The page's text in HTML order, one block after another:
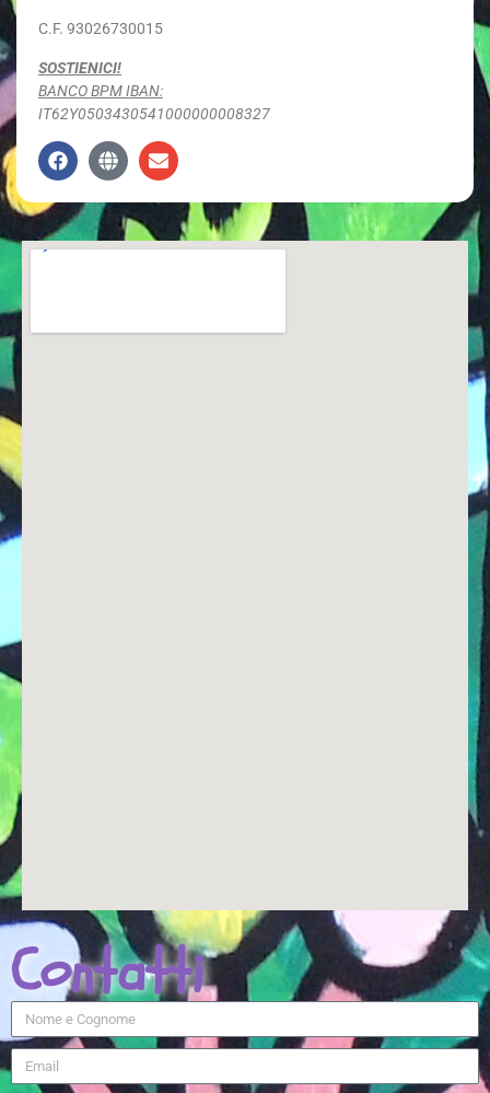
C.F. 93026730015
SOSTIENICI!
BANCO BPM IBAN:
IT62Y0503430541000000008327
Contatti